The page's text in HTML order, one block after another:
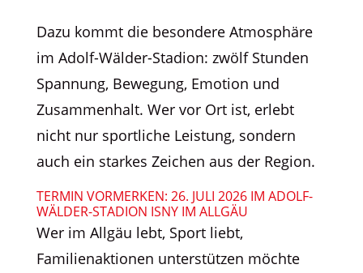
Dazu kommt die besondere Atmosphäre
im Adolf-Wälder-Stadion: zwölf Stunden
Spannung, Bewegung, Emotion und
Zusammenhalt. Wer vor Ort ist, erlebt
nicht nur sportliche Leistung, sondern
auch ein starkes Zeichen aus der Region.
TERMIN VORMERKEN: 26. JULI 2026 IM ADOLF-
WÄLDER-STADION ISNY IM ALLGÄU
Wer im Allgäu lebt, Sport liebt,
Familienaktionen unterstützen möchte